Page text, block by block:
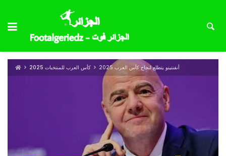
كأس العرب للمنتخبات 2025 أنفنتينو يتطلع لنجاح كأس العرب 2025